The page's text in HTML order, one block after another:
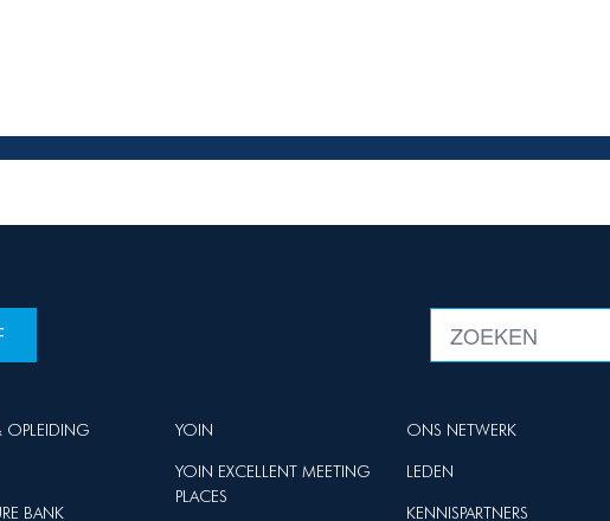
OPLEIDING
BANK
YOIN
YOIN EXCELLENT MEETING
PLACES
ONS NETWERK
LEDEN
KENNISPARTNERS